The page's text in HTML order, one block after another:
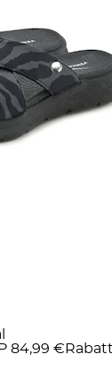
84,99 € Rabatt